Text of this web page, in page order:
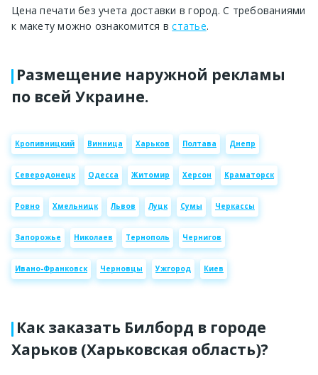
Цена печати без учета доставки в город. С требованиями
к макету можно ознакомится встатье.
Размещение наружной рекламы
по всей Украине.
Кропивницкий Винница Харьков Полтава Днепр
Северодонецк Одесса Житомир Херсон Краматорск
Ровно Хмельницк Львов Луцк Сумы Черкассы
Запорожье Николаев Тернополь Чернигов
Ивано-Франковск Черновцы Ужгород Киев
Как заказать Билборд в городе
Харьков (Харьковская область)?